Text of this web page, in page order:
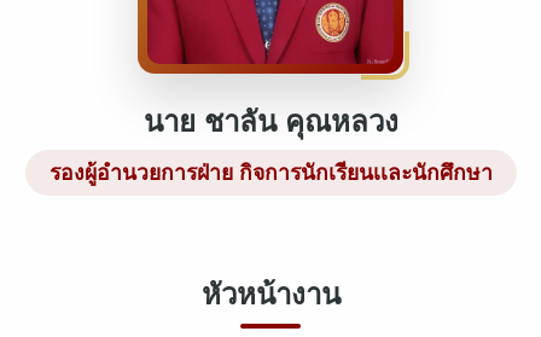
นาย ชาลัน คุณหลวง
รองผู้อำนวยการฝ่าย กิจการนักเรียนเเละนักศึกษา
หัวหน้างาน